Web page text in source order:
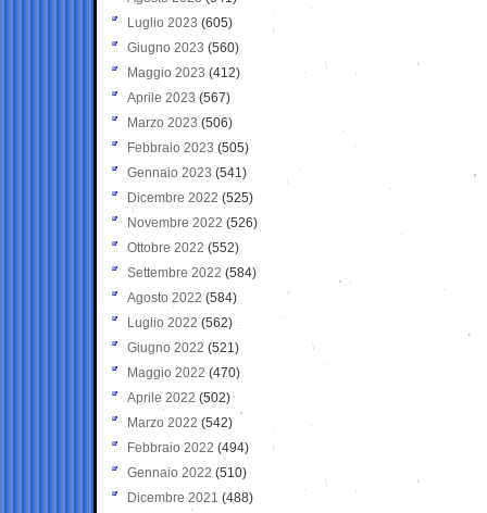
Luglio 2023 (605)
Giugno 2023 (560)
Maggio 2023 (412)
Aprile 2023 (567)
Marzo 2023 (506)
Febbraio 2023 (505)
Gennaio 2023 (541)
Dicembre 2022 (525)
Novembre 2022 (526)
Ottobre 2022 (552)
Settembre 2022 (584)
Agosto 2022 (584)
Luglio 2022 (562)
Giugno 2022 (521)
Maggio 2022 (470)
Aprile 2022 (502)
Marzo 2022 (542)
Febbraio 2022 (494)
Gennaio 2022 (510)
Dicembre 2021 (488)